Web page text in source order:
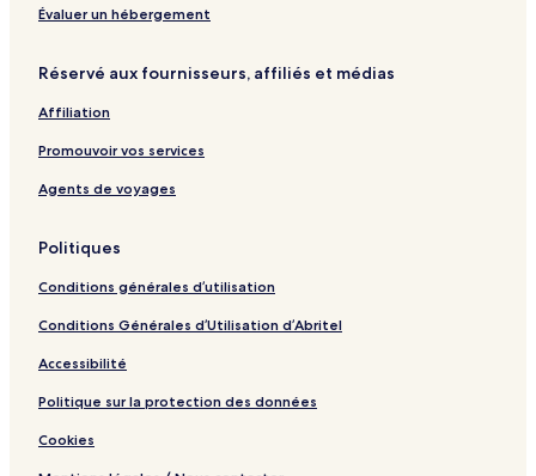
B
c
t
u
H
o
t
e
Évaluer un hébergement
Réservé aux fournisseurs, affiliés et médias
Affiliation
Promouvoir vos services
Agents de voyages
Politiques
Conditions générales d’utilisation
Conditions Générales d’Utilisation d’Abritel
Accessibilité
Politique sur la protection des données
Cookies